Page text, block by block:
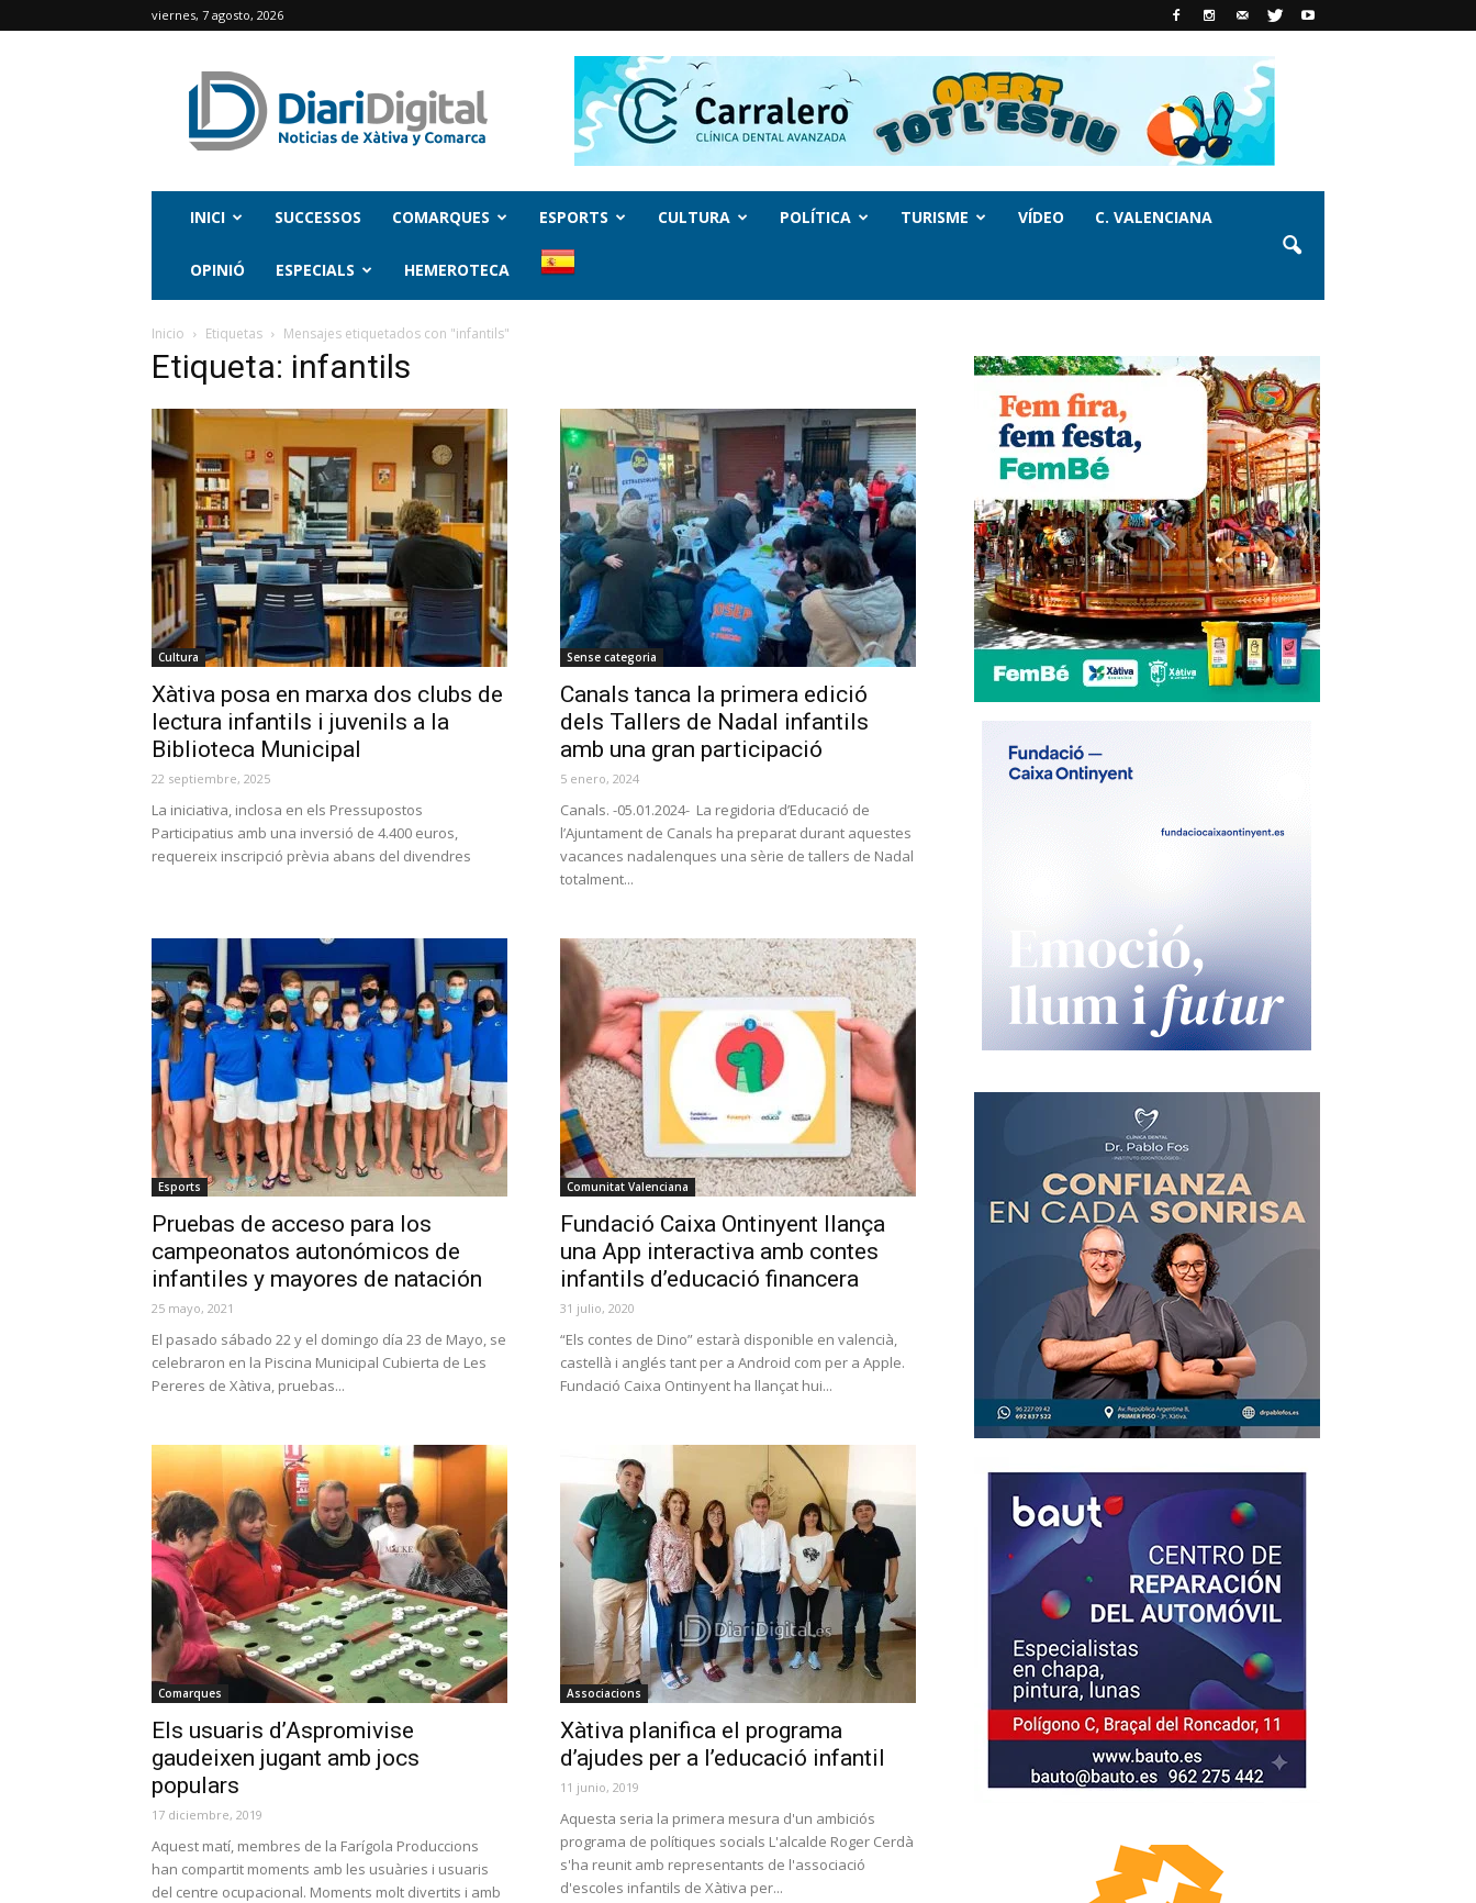
viernes, 7 agosto, 2026
INICI SUCCESSOS COMARQUES ESPORTS CULTURA POLÍTICA TURISME VÍDEO C. VALENCIANA
OPINIÓ ESPECIALS HEMEROTECA
Inicio Etiquetas Mensajes etiquetados con "infantils"
Etiqueta: infantils
Cultura
Xàtiva posa en marxa dos clubs de
lectura infantils i juvenils a la
Biblioteca Municipal
22 septiembre, 2025
La iniciativa, inclosa en els Pressupostos
Participatius amb una inversió de 4.400 euros,
requereix inscripció prèvia abans del divendres
Sense categoria
Canals tanca la primera edició
dels Tallers de Nadal infantils
amb una gran participació
5 enero, 2024
Canals. -05.01.2024- La regidoria d’Educació de
l’Ajuntament de Canals ha preparat durant aquestes
vacances nadalenques una sèrie de tallers de Nadal
totalment...
Esports
Pruebas de acceso para los
campeonatos autonómicos de
infantiles y mayores de natación
25 mayo, 2021
El pasado sábado 22 y el domingo día 23 de Mayo, se
celebraron en la Piscina Municipal Cubierta de Les
Pereres de Xàtiva, pruebas...
Comunitat Valenciana
Fundació Caixa Ontinyent llança
una App interactiva amb contes
infantils d’educació financera
31 julio, 2020
“Els contes de Dino” estarà disponible en valencià,
castellà i anglés tant per a Android com per a Apple.
Fundació Caixa Ontinyent ha llançat hui...
Comarques
Els usuaris d’Aspromivise
gaudeixen jugant amb jocs
populars
17 diciembre, 2019
Aquest matí, membres de la Farígola Produccions
han compartit moments amb les usuàries i usuaris
del centre ocupacional. Moments molt divertits i amb
Associacions
Xàtiva planifica el programa
d’ajudes per a l’educació infantil
11 junio, 2019
Aquesta seria la primera mesura d'un ambiciós
programa de polítiques socials L'alcalde Roger Cerdà
s'ha reunit amb representants de l'associació
d'escoles infantils de Xàtiva per...